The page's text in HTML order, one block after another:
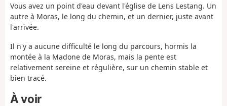
Vous avez un point d'eau devant l'église de Lens Lestang. Un
autre à Moras, le long du chemin, et un dernier, juste avant
l'arrivée.
Il n'y a aucune difficulté le long du parcours, hormis la
montée à la Madone de Moras, mais la pente est
relativement sereine et régulière, sur un chemin stable et
bien tracé.
À voir